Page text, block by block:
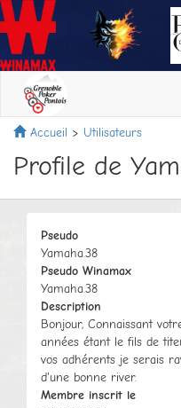
Accueil Utilisateurs
Profile de
Pseudo
Yamaha.38
Pseudo Winamax
Yamaha.38
Description
Bonjour, Connaissant
années étant le fils de
vos adhérents je serais
d'une bonne river.
Membre inscrit le